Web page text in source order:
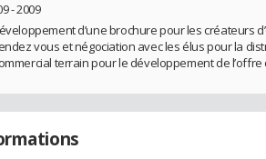
- 2009
d’une brochure pour les créateurs
vous et négociation avec les élus pour la
terrain pour le développement de l’offre